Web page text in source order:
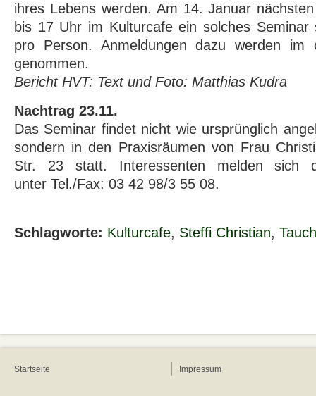
ihres Lebens werden. Am 14. Januar
bis 17 Uhr im Kulturcafe ein solches
pro Person. Anmeldungen dazu werden im
genommen.
Bericht HVT: Text und Foto: Matthias Kudra
Nachtrag 23.11.
Das Seminar findet nicht wie ursprünglich
sondern in den Praxisräumen von Frau
Str. 23 statt. Interessenten melden sich
unter Tel./Fax: 03 42 98/3 55 08.
Schlagworte: Kulturcafe, Steffi Christian,
Startseite Impressum